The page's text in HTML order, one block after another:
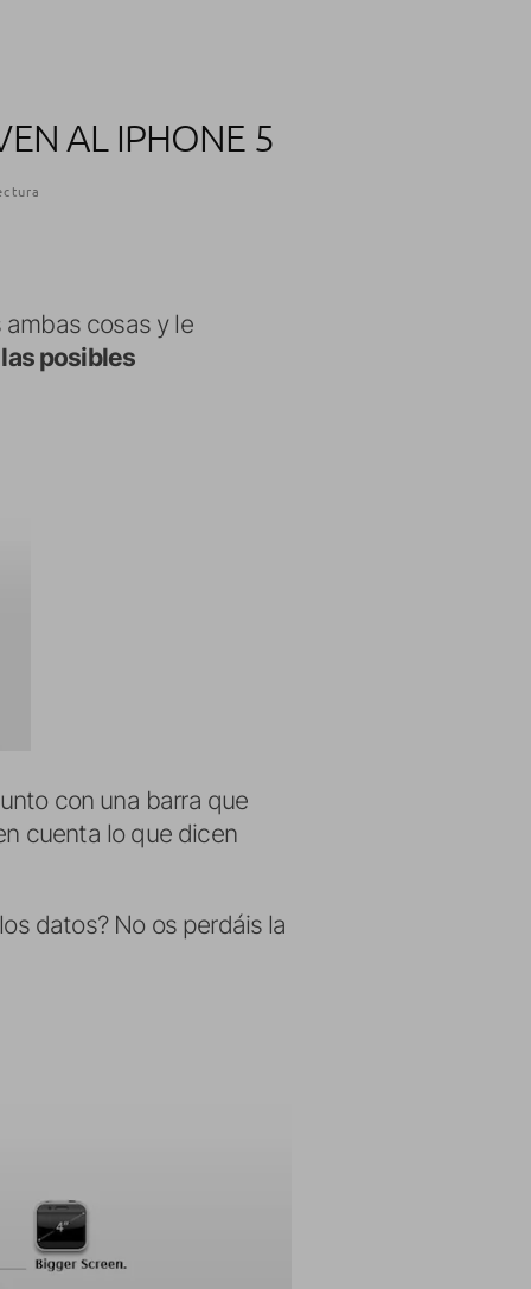
AL IPHONE 5
cosas y le
posibles
con una barra que
cuenta lo que dicen
datos? No os perdáis la